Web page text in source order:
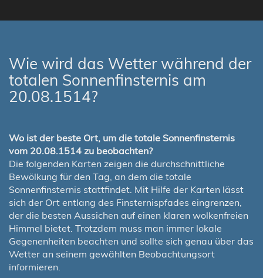
Wie wird das Wetter während der
totalen Sonnenfinsternis am
20.08.1514?
Wo ist der beste Ort, um die totale Sonnenfinsternis
vom 20.08.1514 zu beobachten?
Die folgenden Karten zeigen die durchschnittliche
Bewölkung für den Tag, an dem die totale
Sonnenfinsternis stattfindet. Mit Hilfe der Karten lässt
sich der Ort entlang des Finsternispfades eingrenzen,
der die besten Aussichen auf einen klaren wolkenfreien
Himmel bietet. Trotzdem muss man immer lokale
Gegenenheiten beachten und sollte sich genau über das
Wetter an seinem gewählten Beobachtungsort
informieren.